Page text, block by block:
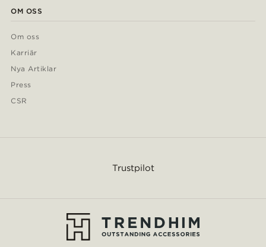
OM OSS
Om oss
Karriär
Nya Artiklar
Press
CSR
Trustpilot